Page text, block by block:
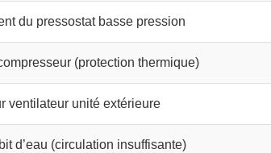
du pressostat basse pression
(protection thermique)
ventilateur unité extérieure
d’eau (circulation insuffisante)